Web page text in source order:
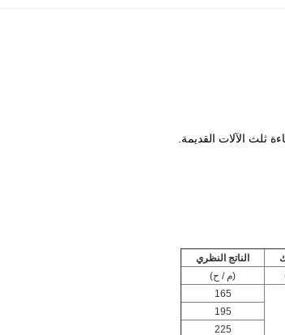
الناتج النظري
(م / ح)
165
195
225